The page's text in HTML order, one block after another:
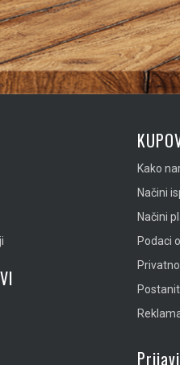
Kako
Načini
Načini
Podaci